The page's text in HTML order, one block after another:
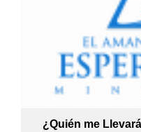
¿Quién me